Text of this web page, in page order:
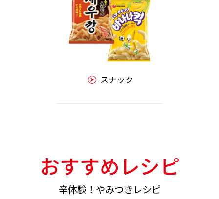
スナック
おすすめレシピ
辛体験！やみつきレシピ